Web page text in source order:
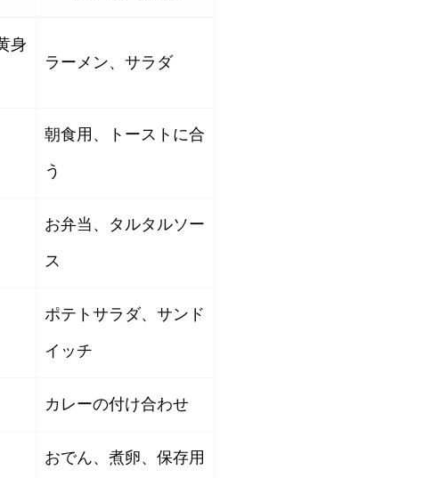
身
ラーメン、サラダ
朝食用、トーストに合
う
お弁当、タルタルソー
ス
ポテトサラダ、サンド
イッチ
カレーの付け合わせ
おでん、煮卵、保存用